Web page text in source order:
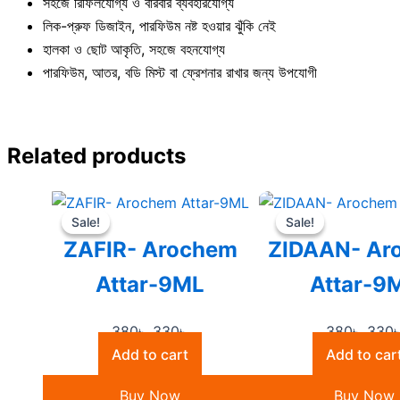
লিক-প্রুফ ডিজাইন, পারফিউম নষ্ট হওয়ার ঝুঁকি নেই
হালকা ও ছোট আকৃতি, সহজে বহনযোগ্য
পারফিউম, আতর, বডি মিস্ট বা ফ্রেশনার রাখার জন্য উপযোগী
Related products
Sale!
Sale!
ZAFIR- Arochem
Attar-9ML
380৳
Original
was:
380৳ .
330৳
Current
is:
330৳ .
Add to cart
Buy Now
Sale!
Sale!
ZIDAAN-
Attar-
380৳
was:
330
Add to
Buy Now